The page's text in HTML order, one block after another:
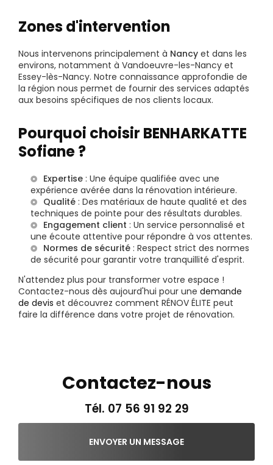
Zones d'intervention
Nous intervenons principalement à Nancy et dans les
environs, notamment à Vandoeuvre-les-Nancy et
Essey-lès-Nancy. Notre connaissance approfondie de
la région nous permet de fournir des services adaptés
aux besoins spécifiques de nos clients locaux.
Pourquoi choisir BENHARKATTE
Sofiane ?
Expertise : Une équipe qualifiée avec une
expérience avérée dans la rénovation intérieure.
Qualité : Des matériaux de haute qualité et des
techniques de pointe pour des résultats durables.
Engagement client : Un service personnalisé et
une écoute attentive pour répondre à vos attentes.
Normes de sécurité : Respect strict des normes
de sécurité pour garantir votre tranquillité d'esprit.
N'attendez plus pour transformer votre espace !
Contactez-nous dès aujourd'hui pour une demande
de devis et découvrez comment RÉNOV ÉLITE peut
faire la différence dans votre projet de rénovation.
Contactez-nous
Tél. 07 56 91 92 29
ENVOYER UN MESSAGE